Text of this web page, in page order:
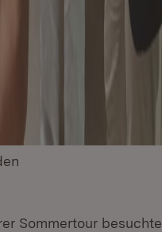
Sommertour besuchte